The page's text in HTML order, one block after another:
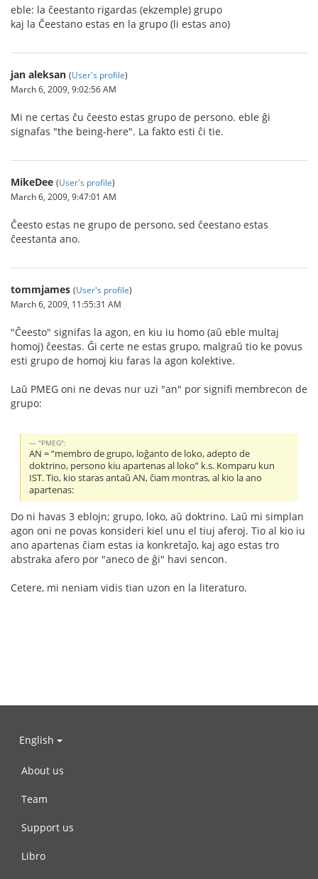
eble: la ĉeestanto rigardas (ekzemple) grupo
kaj la Ĉeestano estas en la grupo (li estas ano)
jan aleksan (User's profile)
March 6, 2009, 9:02:56 AM
Mi ne certas ĉu ĉeesto estas grupo de persono. eble ĝi
signafas "the being-here". La fakto esti ĉi tie.
MikeDee (User's profile)
March 6, 2009, 9:47:01 AM
Ĉeesto estas ne grupo de persono, sed ĉeestano estas
ĉeestanta ano.
tommjames (User's profile)
March 6, 2009, 11:55:31 AM
"Ĉeesto" signifas la agon, en kiu iu homo (aŭ eble multaj
homoj) ĉeestas. Ĝi certe ne estas grupo, malgraŭ tio ke povus
esti grupo de homoj kiu faras la agon kolektive.
Laŭ PMEG oni ne devas nur uzi "an" por signifi membrecon de
grupo:
"PMEG":
AN = “membro de grupo, loĝanto de loko, adepto de
doktrino, persono kiu apartenas al loko” k.s. Komparu kun
IST. Tio, kio staras antaŭ AN, ĉiam montras, al kio la ano
apartenas:
Do ni havas 3 eblojn; grupo, loko, aŭ doktrino. Laŭ mi simplan
agon oni ne povas konsideri kiel unu el tiuj aferoj. Tio al kio iu
ano apartenas ĉiam estas ia konkretaĵo, kaj ago estas tro
abstraka afero por "aneco de ĝi" havi sencon.
Cetere, mi neniam vidis tian uzon en la literaturo.
English
About us
Team
Support us
Libro